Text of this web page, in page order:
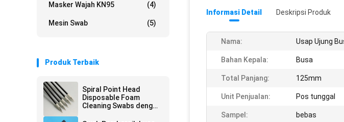
Masker Wajah KN95 (4)
Mesin Swab (5)
Produk Terbaik
Spiral Point Head
Disposable Foam
Cleaning Swabs dengan
Informasi Detail Deskripsi Produk
Nama: Usap Ujung
Bahan Kepala: Busa
Total Panjang: 125mm
Unit Penjualan: Pos tunggal
Sampel: bebas